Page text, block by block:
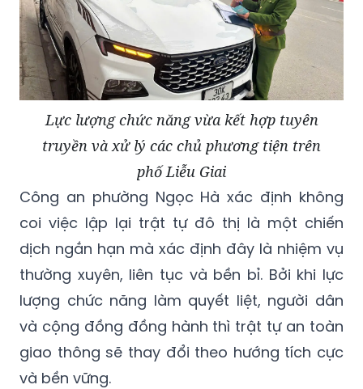
Lực lượng chức năng vừa kết hợp tuyên
truyền và xử lý các chủ phương tiện trên
phố Liễu Giai
Công an phường Ngọc Hà xác định không
coi việc lập lại trật tự đô thị là một chiến
dịch ngắn hạn mà xác định đây là nhiệm vụ
thường xuyên, liên tục và bền bỉ. Bởi khi lực
lượng chức năng làm quyết liệt, người dân
và cộng đồng đồng hành thì trật tự an toàn
giao thông sẽ thay đổi theo hướng tích cực
và bền vững.